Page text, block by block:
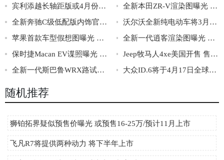
宾利添越长轴距版或4月份发布 后排或更奢华
全新本田ZR-V渲染图曝光 预计将2021年5月首发
全新奔驰C级低配版内饰官图发布 仪表中控屏都变小了
沃尔沃全新纯电动车将3月2日亮相 或为XC40纯电轿跑版
苹果首款车型假想图曝光 或命名为Apple ONE
全新一代逍客渲染图曝光 搭载全新e-Power混动技术
保时捷Macan EV谍照曝光 或将于2022年亮相
Jeep牧马人4xe美国开售 售价约合31.4-33.8万
全新一代斯巴鲁WRX路试谍照曝光 或年底亮相
大众ID.6将于4月17日全球首秀 上海车展亮相
随机推荐
狮铂拓界疑似预售价曝光 或预售16-25万/预计11月上市
飞凡R7将提供两种动力 将下半年上市